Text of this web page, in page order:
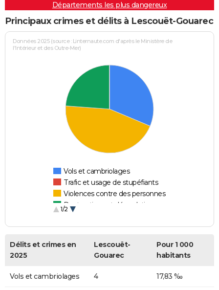
Départements les plus dangereux
Principaux crimes et délits à Lescouët-Gouarec
Données 2025 (source : Linternaute.com d'après le Ministère de
l'Intérieur et des Outre-Mer)
Vols et cambriolages
Trafic et usage de stupéfiants
Violences contre des personnes
Destructions et dégradations
1/2
Délits et crimes en
2025
Lescouët-
Gouarec
Pour 1 000
habitants
Vols et cambriolages 4 17,83 ‰